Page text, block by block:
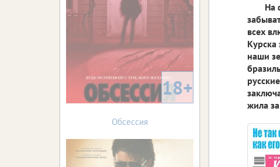
На
всех
наши
жила
18+
Обсессия